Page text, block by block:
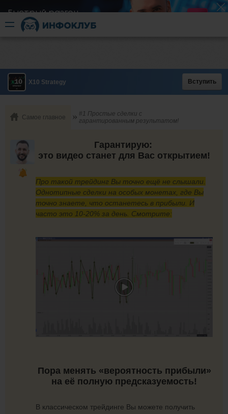
Быстрый разгон
​в короткие сроки
X10 Strategy Вступить
Самое главное
#1 Простые сделки с
гарантированным результатом!
Гарантирую:
это видео станет для Вас открытием!
Про такой трейдинг Вы точно ещё не слышали.
Однотипные сделки на особых монетах, где Вы
точно знаете, что останетесь в прибыли. И
часто это 10-20% за день. Смотрите:
Пора менять «вероятность прибыли»
на её полную предсказуемость!
В классическом трейдинге Вы можете получить